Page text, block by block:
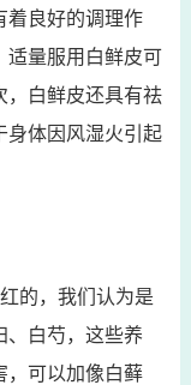
着良好的调理作
适量服用白鲜皮可
，白鲜皮还具有祛
身体因风湿火引起
的，我们认为是
、白芍，这些养
，可以加像白藓